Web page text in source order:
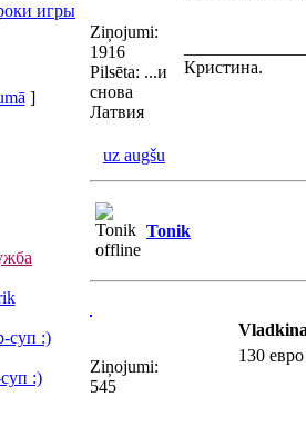
игры
]
:)
Ziņojumi:
1916
Pilsēta: ...и
снова
Латвия
Кристина.
uz augšu
Tonik
Ziņojumi:
545
130 евро